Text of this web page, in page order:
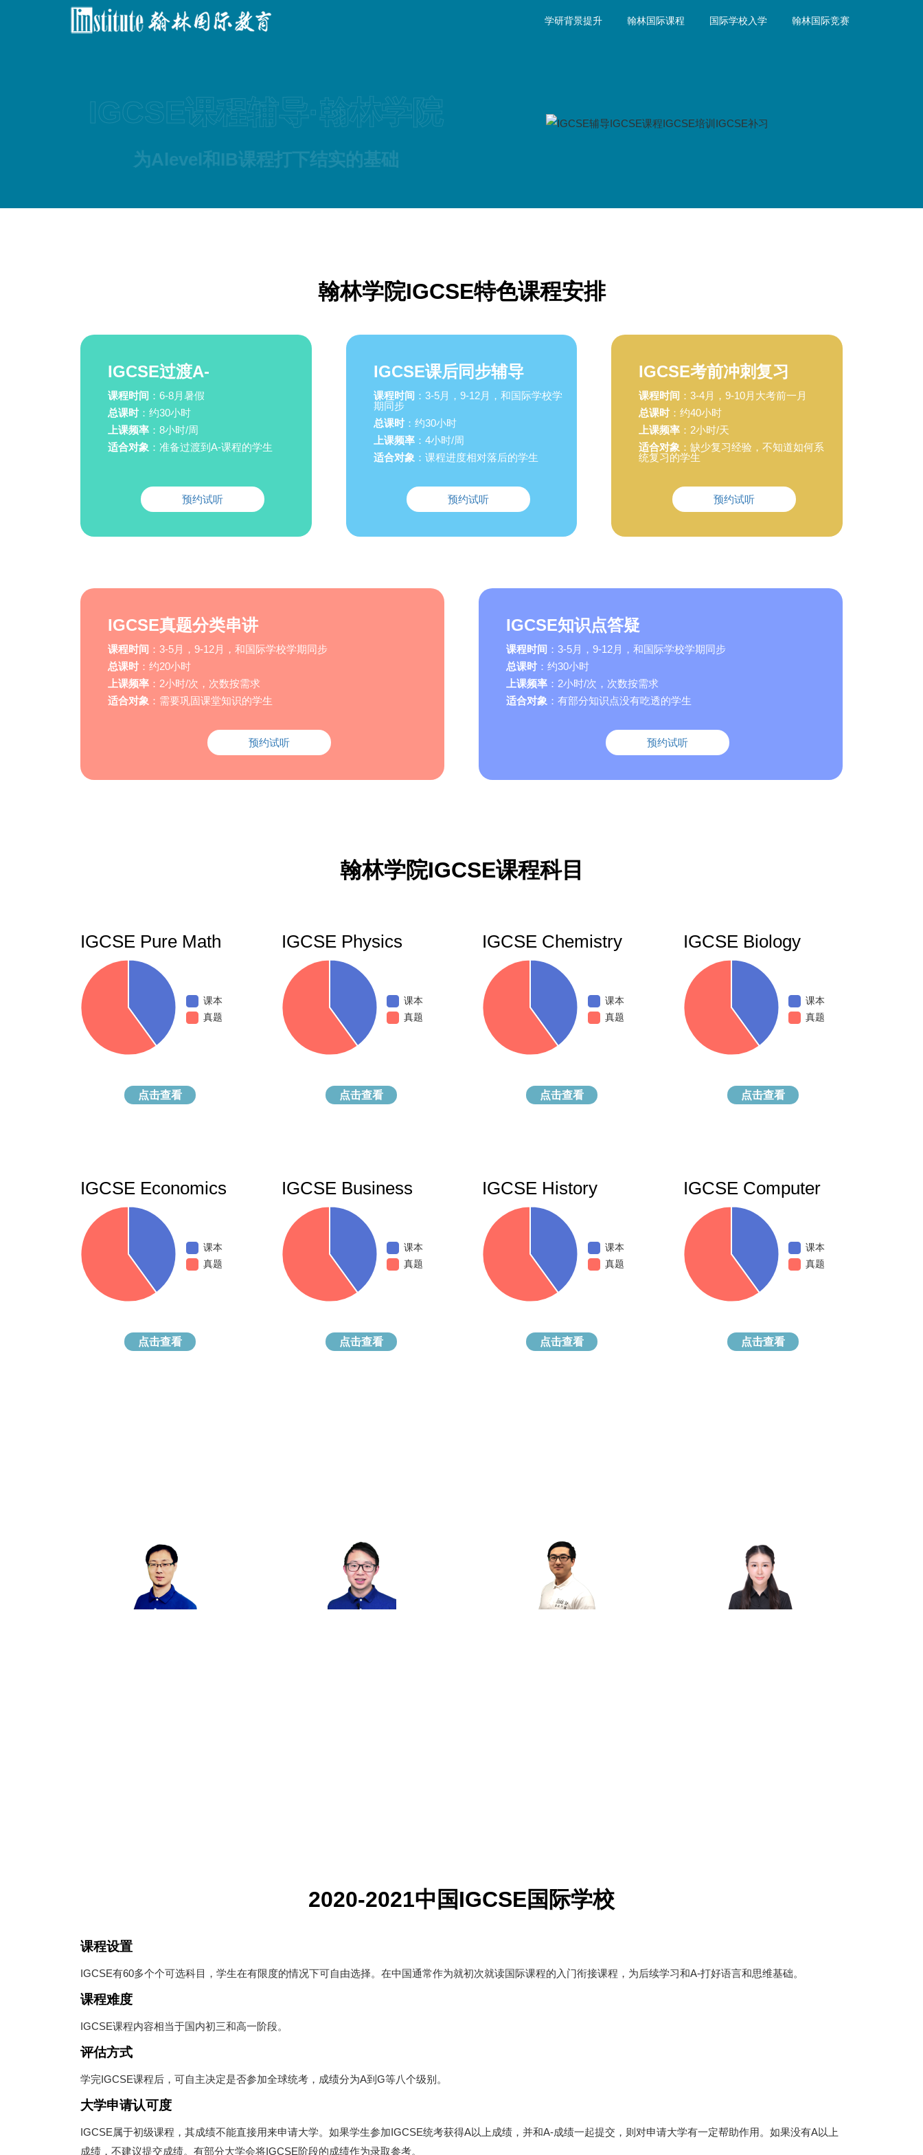
学研背景提升 翰林国际课程 国际学校入学 翰林国际竞赛
IGCSE课程辅导·翰林学院
为Alevel和IB课程打下结实的基础
翰林学院IGCSE特色课程安排
IGCSE过渡A-
课程时间 ：6-8月暑假
总课时：约30小时
上课频率 ：8小时/周
适合对象 ：准备过渡到A-课程的学生
预约试听
IGCSE课后同步辅导
课程时间 ：3-5月，9-12月，和国际学校学
期同步
总课时：约30小时
上课频率：4小时/周
适合对象 ：课程进度相对落后的学生
预约试听
IGCSE考前冲刺复习
课程时间 ：3-4月，9-10月大考前一月
总课时：约40小时
上课频率 ：2小时/天
适合对象 ：缺少复习经验，不知道如何系
统复习的学生
预约试听
IGCSE真题分类串讲
课程时间 ：3-5月，9-12月，和国际学校学期同步
总课时 ：约20小时
上课频率 ：2小时/次，次数按需求
适合对象 ：需要巩固课堂知识的学生
预约试听
IGCSE知识点答疑
课程时间 ：3-5月，9-12月，和国际学校学期同步
总课时 ：约30小时
上课频率 ：2小时/次，次数按需求
适合对象 ：有部分知识点没有吃透的学生
预约试听
翰林学院IGCSE课程科目
IGCSE Pure Math
课本
真题
点击查看
IGCSE Physics
课本
真题
点击查看
IGCSE Chemistry
课本
真题
点击查看
IGCSE Biology
课本
真题
点击查看
IGCSE Economics
课本
真题
点击查看
IGCSE Business
课本
真题
点击查看
IGCSE History
课本
真题
点击查看
IGCSE Computer
课本
真题
点击查看
2020-2021中国IGCSE国际学校
课程设置
IGCSE有60多个个可选科目，学生在有限度的情况下可自由选择。在中国通常作为就初次就读国际课程的入门衔接课程，为后续学习和A-打好语言和思维基础。
课程难度
IGCSE课程内容相当于国内初三和高一阶段。
评估方式
学完IGCSE课程后，可自主决定是否参加全球统考，成绩分为A到G等八个级别。
大学申请认可度
IGCSE属于初级课程，其成绩不能直接用来申请大学。如果学生参加IGCSE统考获得A以上成绩，并和A-成绩一起提交，则对申请大学有一定帮助作用。如果没有A以上
成绩，不建议提交成绩。有部分大学会将IGCSE阶段的成绩作为录取参考。